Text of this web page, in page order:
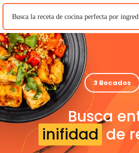
3 Bocados
Busca
inifidad de